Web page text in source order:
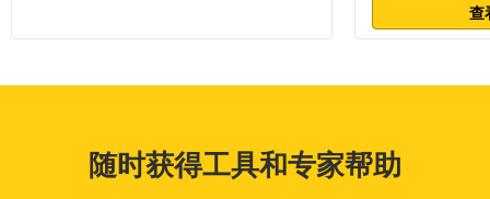
查
随时获得工具和专家帮助